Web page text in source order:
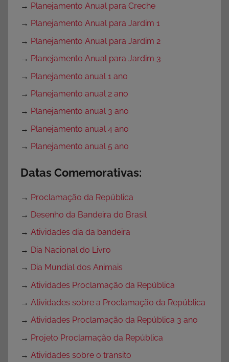
→ Planejamento Anual para Creche
→ Planejamento Anual para Jardim 1
→ Planejamento Anual para Jardim 2
→ Planejamento Anual para Jardim 3
→ Planejamento anual 1 ano
→ Planejamento anual 2 ano
→ Planejamento anual 3 ano
→ Planejamento anual 4 ano
→ Planejamento anual 5 ano
Datas Comemorativas:
→ Proclamação da República
→ Desenho da Bandeira do Brasil
→ Atividades dia da bandeira
→ Dia Nacional do Livro
→ Dia Mundial dos Animais
→ Atividades Proclamação da República
→ Atividades sobre a Proclamação da República
→ Atividades Proclamação da República 3 ano
→ Projeto Proclamação da República
→ Atividades sobre o transito